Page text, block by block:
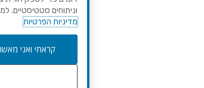
וניתוחים סטטיסטיים.
מדיניות הפרטיות
קראתי ואני